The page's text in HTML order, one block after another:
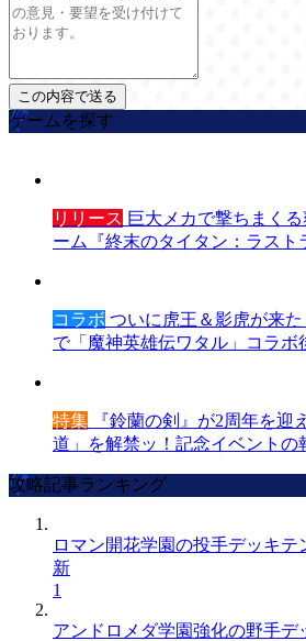
ゲームを探す
リリース 巨大メカで撃ちまく
ーム『終末のタイタン：ラスト
コラボ ついに虎王＆影虎が来た
で「魔神英雄伝ワタル」コラボ
特集 『鈴蘭の剣』が2周年を迎
道」を解禁ッ！記念イベントの
攻略記事ランキング
ロマン開花学園の投手デッキテ
新
1
アンドロメダ学園強化の野手デ